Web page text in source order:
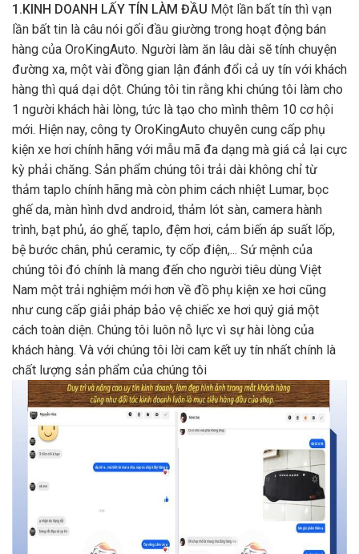
1.KINH DOANH LẤY TÍN LÀM ĐẦU Một lần bất tín thì vạn
lần bất tin là câu nói gối đầu giường trong hoạt động bán
hàng của OroKingAuto. Người làm ăn lâu dài sẽ tính chuyện
đường xa, một vài đồng gian lận đánh đổi cả uy tín với khách
hàng thì quá dại dột. Chúng tôi tin rằng khi chúng tôi làm cho
1 người khách hài lòng, tức là tạo cho mình thêm 10 cơ hội
mới. Hiện nay, công ty OroKingAuto chuyên cung cấp phụ
kiện xe hơi chính hãng với mẫu mã đa dạng mà giá cả lại cực
kỳ phải chăng. Sản phẩm chúng tôi trải dài không chỉ từ
thảm taplo chính hãng mà còn phim cách nhiệt Lumar, bọc
ghế da, màn hình dvd android, thảm lót sàn, camera hành
trình, bạt phủ, áo ghế, taplo, đệm hơi, cảm biến áp suất lốp,
bệ bước chân, phủ ceramic, ty cốp điện,... Sứ mệnh của
chúng tôi đó chính là mang đến cho người tiêu dùng Việt
Nam một trải nghiệm mới hơn về đồ phụ kiện xe hơi cũng
như cung cấp giải pháp bảo vệ chiếc xe hơi quý giá một
cách toàn diện. Chúng tôi luôn nỗ lực vì sự hài lòng của
khách hàng. Và với chúng tôi lời cam kết uy tín nhất chính là
chất lượng sản phẩm của chúng tôi